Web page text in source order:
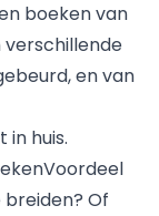
boeken van
en van
huis.
Of